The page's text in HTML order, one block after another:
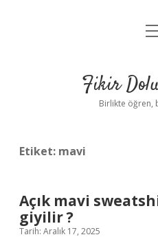
Yasal
Fikir
Birlikte öğren,
Etiket: mavi
Açık mavi
giyilir ?
Tarih: Aralık 17, 2025